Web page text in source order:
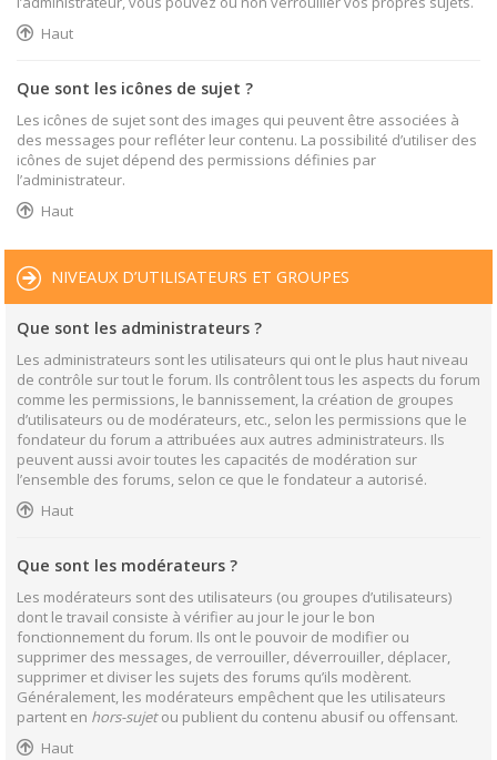
Haut
Que sont les icônes de sujet ?
Les icônes de sujet sont des images qui peuvent être associées à
des messages pour refléter leur contenu. La possibilité d’utiliser des
icônes de sujet dépend des permissions définies par
l’administrateur.
Haut
NIVEAUX D’UTILISATEURS ET GROUPES
Que sont les administrateurs ?
Les administrateurs sont les utilisateurs qui ont le plus haut niveau
de contrôle sur tout le forum. Ils contrôlent tous les aspects du forum
comme les permissions, le bannissement, la création de groupes
d’utilisateurs ou de modérateurs, etc., selon les permissions que le
fondateur du forum a attribuées aux autres administrateurs. Ils
peuvent aussi avoir toutes les capacités de modération sur
l’ensemble des forums, selon ce que le fondateur a autorisé.
Haut
Que sont les modérateurs ?
Les modérateurs sont des utilisateurs (ou groupes d’utilisateurs)
dont le travail consiste à vérifier au jour le jour le bon
fonctionnement du forum. Ils ont le pouvoir de modifier ou
supprimer des messages, de verrouiller, déverrouiller, déplacer,
supprimer et diviser les sujets des forums qu’ils modèrent.
Généralement, les modérateurs empêchent que les utilisateurs
partent en hors-sujetou publient du contenu abusif ou offensant.
Haut